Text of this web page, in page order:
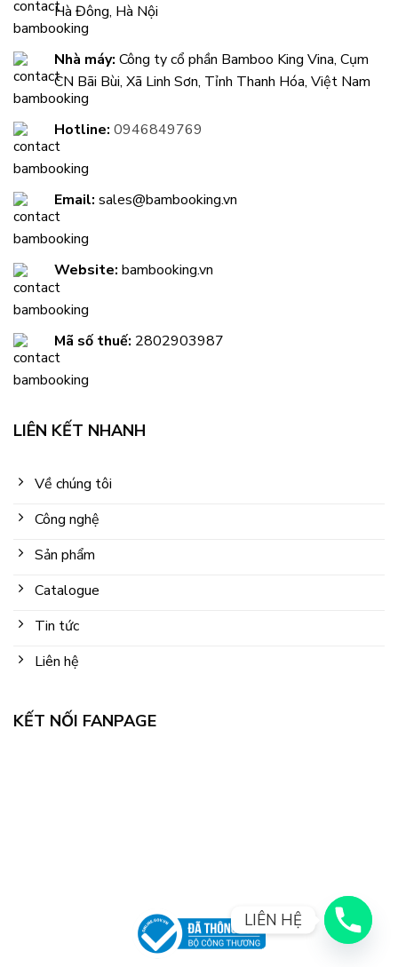
Hà Đông, Hà Nội
Nhà máy: Công ty cổ phần Bamboo King Vina, Cụm
CN Bãi Bùi, Xã Linh Sơn, Tỉnh Thanh Hóa, Việt Nam
Hotline: 0946849769
Email: sales@bambooking.vn
Website: bambooking.vn
Mã số thuế: 2802903987
LIÊN KẾT NHANH
Về chúng tôi
Công nghệ
Sản phẩm
Catalogue
Tin tức
Liên hệ
KẾT NỐI FANPAGE
LIÊN HỆ